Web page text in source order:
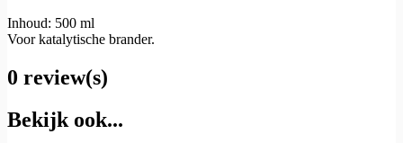
Inhoud: 500 ml
Voor katalytische brander.
0 review(s)
Bekijk ook...